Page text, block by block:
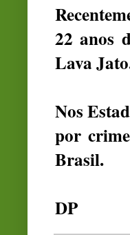
22 anos
Lava
Nos
por
Brasil.
DP